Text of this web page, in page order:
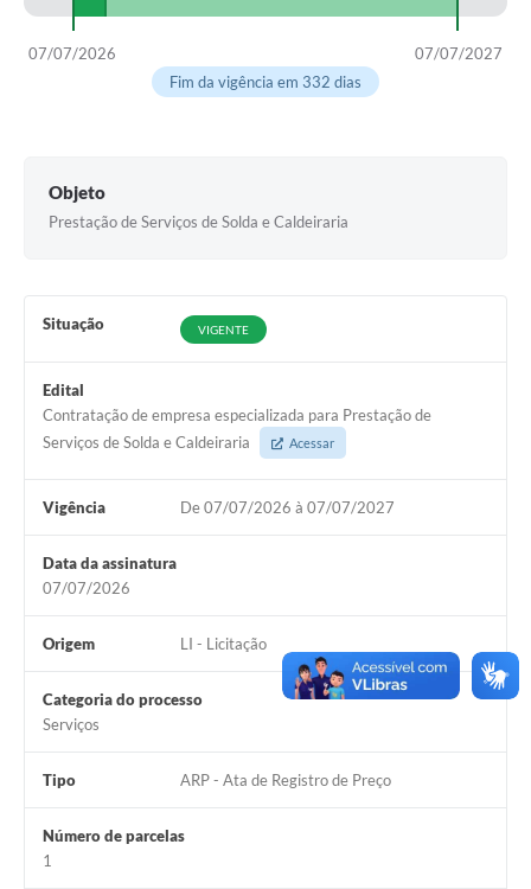
COVID - 19
Ouvidoria
Uso de Internet e Recursos de Informática
Guarda Civil Municipal (GCM)
Manual para arquivo de remessa – NFSe
Galeria de Vídeos
Legislação
Notícias
Contato
07/07/2026
07/07/2027
Fim da vigência em 332 dias
Objeto
Prestação de Serviços de Solda e Caldeiraria
Situação VIGENTE
Edital
Contratação de empresa especializada para Prestação de
Serviços de Solda e Caldeiraria
Acessar
Vigência De 07/07/2026 à 07/07/2027
Data da assinatura
07/07/2026
Origem LI - Licitação
Categoria do processo
Serviços
Tipo ARP - Ata de Registro de Preço
Número de parcelas
1